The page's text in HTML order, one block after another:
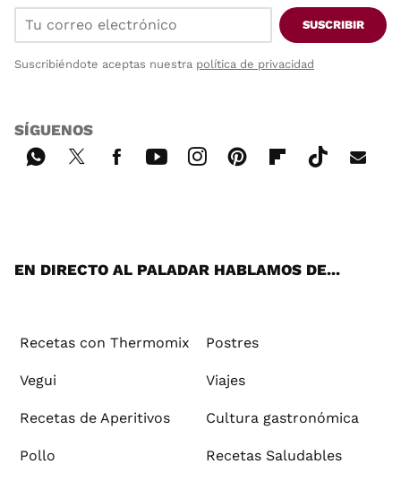
SUSCRIBIR
Suscribiéndote aceptas nuestra política de privacidad
SÍGUENOS
EN DIRECTO AL PALADAR HABLAMOS DE...
Recetas con Thermomix Postres
Vegui Viajes
Recetas de Aperitivos Cultura gastronómica
Pollo Recetas Saludables